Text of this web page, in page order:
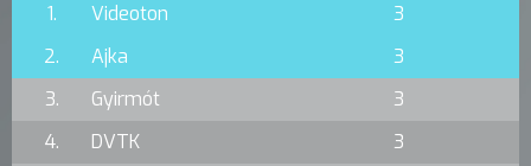
1. Videoton
3
2.
Ajka
3
3.
Gyirmót
3
4.
DVTK
3